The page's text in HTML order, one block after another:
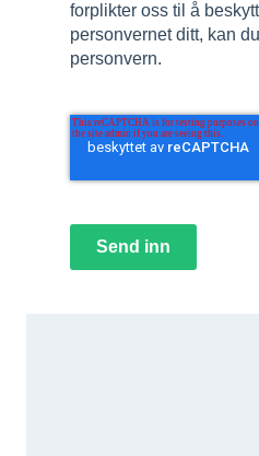
forplikter oss til å
personvernet ditt, kan
personvern.
Send inn